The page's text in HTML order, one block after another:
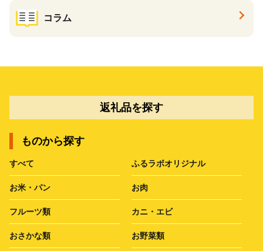
コラム
返礼品を探す
ものから探す
すべて ふるラボオリジナル
お米・パン お肉
フルーツ類 カニ・エビ
おさかな類 お野菜類